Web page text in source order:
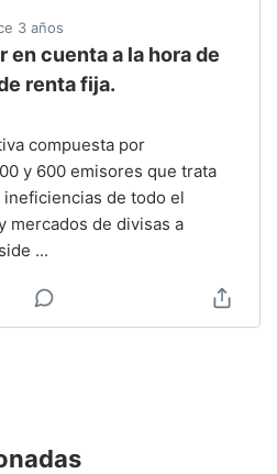
3 años
en cuenta a la hora de
renta fija.
compuesta por
y 600 emisores que trata
de todo el
mercados de divisas a
...